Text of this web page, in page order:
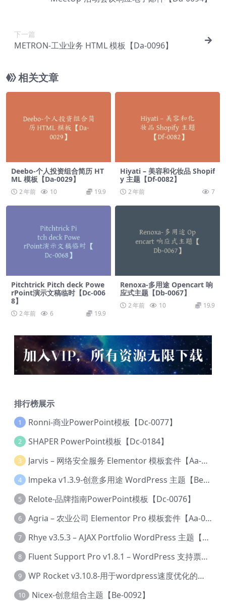
下一篇
METRON-工业业务 HTML 模板【Da-0096】
相关文章
Deebo-个人投资组合简历 HT
ML 模板【Da-0029】
2 年前 10 19.9
Hiyati – 美容和化妆品 Shopif
y 主题【Df-0082】
2 年前 7
Pitchtrick Pitch deck Powe
rPoint演示文稿临时【Dc-006
8】
2 年前 6 19.9
Renoxa-多用途 Opencart 响
应式主题【Db-0067】
2 年前 10 19.9
排行榜展示
1 Ronni-商业PowerPoint模板【Dc-0077】
2 SHAPER PowerPoint模板【Dc-0184】
3 Jarvis – 网络安全服务 Elementor 模板套件【Aa-0035】
4 lmpeka v1.3.9-创意多用途 WordPress 主题【Be-0064】
5 Relote-品牌指南PowerPoint模板【Dc-0076】
6 Agria – 农业公司 Elementor Pro 模板套件【Aa-0003】
7 Rhye v3.5.3 – AJAX Portfolio WordPress 主题【Bi-0049】
8 Fluent Support Pro v1.8.1 – WordPress 支持票务系统【Cc-0041】
9 WP Rocket v3.10.8-用于wordpress速度优化的缓存加速插件【Cd-0019】
10 Nicex-创意组合主题【Be-0092】